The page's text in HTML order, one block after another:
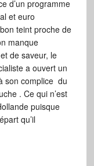
d’un programme
et euro
teint proche de
manque
de saveur, le
a ouvert un
son complice du
. Ce qui n’est
puisque
qu’il